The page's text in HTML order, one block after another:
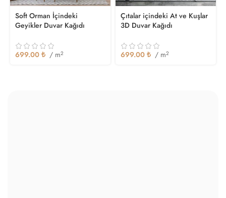
Soft Orman İçindeki
Geyikler Duvar Kağıdı
699.00 ₺ / m2
Çıtalar içindeki At ve Kuşlar
3D Duvar Kağıdı
699.00 ₺ / m2